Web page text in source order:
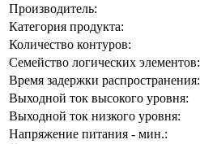
Производитель:
Категория продукта:
Количество контуров:
Семейство логических элементов:
Время задержки распространения:
Выходной ток высокого уровня:
Выходной ток низкого уровня:
Напряжение питания - мин.: